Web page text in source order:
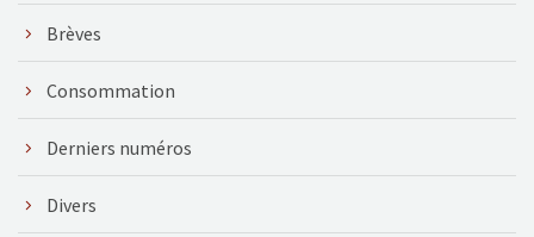
Brèves
Consommation
Derniers numéros
Divers